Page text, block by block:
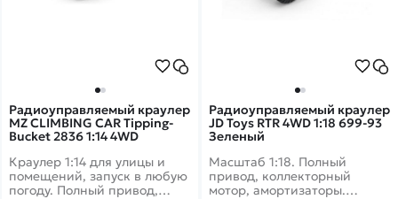
Радиоуправляемый краулер
MZ CLIMBING CAR Tipping-
Bucket 2836 1:14 4WD
Краулер 1:14 для улицы и
помещений, запуск в любую
погоду. Полный привод,
Радиоуправляемый краулер
JD Toys RTR 4WD 1:18 699-93
Зеленый
Масштаб 1:18. Полный
привод, коллекторный
мотор, амортизаторы.